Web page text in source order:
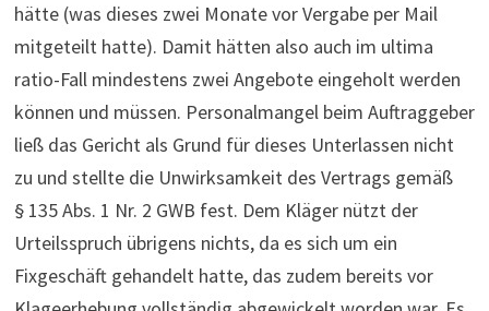
hätte (was dieses zwei Monate vor Vergabe per Mail
mitgeteilt hatte). Damit hätten also auch im ultima
ratio-Fall mindestens zwei Angebote eingeholt werden
können und müssen. Personalmangel beim Auftraggeber
ließ das Gericht als Grund für dieses Unterlassen nicht
zu und stellte die Unwirksamkeit des Vertrags gemäß
§ 135 Abs. 1 Nr. 2 GWB fest. Dem Kläger nützt der
Urteilsspruch übrigens nichts, da es sich um ein
Fixgeschäft gehandelt hatte, das zudem bereits vor